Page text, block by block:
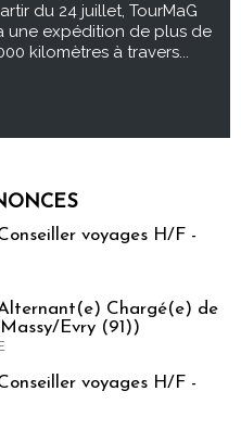
du 24 juillet, TourMaG
une expédition de plus de
kilomètres à travers...
voyages H/F -
Chargé(e) de
Evry (91))
voyages H/F -